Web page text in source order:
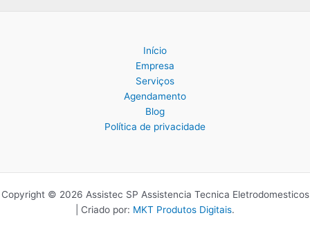
Início
Empresa
Serviços
Agendamento
Blog
Política de privacidade
Copyright © 2026 Assistec SP Assistencia Tecnica Eletrodomesticos
| Criado por: MKT Produtos Digitais.